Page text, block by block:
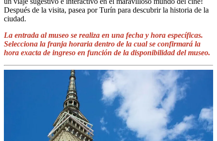
Después de la visita, pasea por Turín para descubrir la historia de la
ciudad.
La entrada al museo se realiza en una fecha y hora específicas.
Selecciona la franja horaria dentro de la cual se confirmará la
hora exacta de ingreso en función de la disponibilidad del museo.